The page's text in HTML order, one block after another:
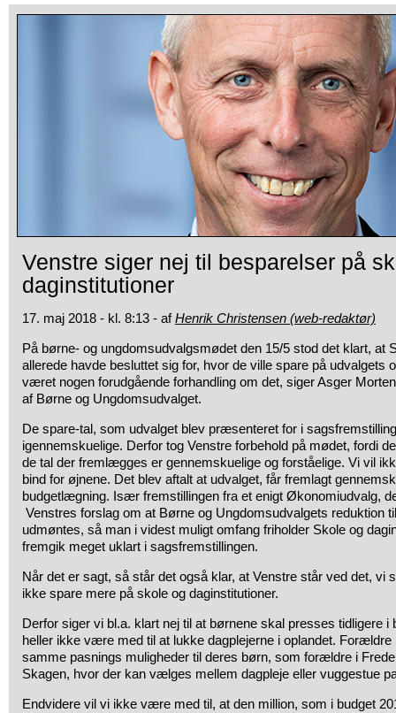
Venstre siger nej til besparelser på
daginstitutioner
17. maj 2018 - kl. 8:13 - afHenrik Christensen (web-redaktør)
På børne- og ungdomsudvalgsmødet den 15/5 stod det klart, at
allerede havde besluttet sig for, hvor de ville spare på udvalgets
været nogen forudgående forhandling om det, siger Asger
af Børne og Ungdomsudvalget.
De spare-tal, som udvalget blev præsenteret for i
igennemskuelige. Derfor tog Venstre forbehold på mødet, fordi
de tal der fremlægges er gennemskuelige og forståelige. Vi vil
bind for øjnene. Det blev aftalt at udvalget, får fremlagt
budgetlægning. Især fremstillingen fra et enigt Økonomiudvalg,
Venstres forslag om at Børne og Ungdomsudvalgets reduktion
udmøntes, så man i videst muligt omfang friholder Skole og
fremgik meget uklart i sagsfremstillingen.
Når det er sagt, så står det også klar, at Venstre står ved det, vi
ikke spare mere på skole og daginstitutioner.
Derfor siger vi bl.a. klart nej til at børnene skal presses tidligere i
heller ikke være med til at lukke dagplejerne i oplandet. Forældre
samme pasnings muligheder til deres børn, som forældre i
Skagen, hvor der kan vælges mellem dagpleje eller vuggestue
Endvidere vil vi ikke være med til, at den million, som i budget